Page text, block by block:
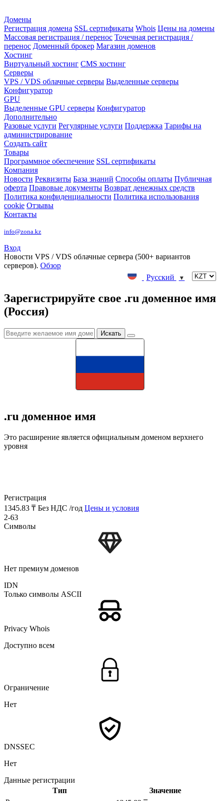
Домены
Регистрация домена SSL сертификаты Whois Цены на домены
Массовая регистрация / перенос Точечная регистрация /
перенос Доменный брокер Магазин доменов
Хостинг
Виртуальный хостинг CMS хостинг
Серверы
VPS / VDS облачные серверы Выделенные серверы
Конфигуратор
GPU
Выделенные GPU серверы Конфигуратор
Дополнительно
Разовые услуги Регулярные услуги Поддержка Тарифы на
администрирование
Создать сайт
Товары
Программное обеспечение SSL сертификаты
Компания
Новости Реквизиты База знаний Способы оплаты Публичная
оферта Правовые документы Возврат денежных средств
Политика конфиденциальности Политика использования
cookie Отзывы
Контакты
info@zona.kz
Вход
Новости VPS / VDS облачные сервера (500+ вариантов
серверов). Обзор
Русский
▼
Зарегистрируйте свое .ru доменное имя
(Россия)
.ru доменное имя
Это расширение является официальным доменом верхнего
уровня
Регистрация
1345.83 ₸ Без НДС /год Цены и условия
2-63
Символы
Нет премиум доменов
IDN
Только символы ASCII
Privacy Whois
Доступно всем
Ограничение
Нет
DNSSEC
Нет
Данные регистрации
Тип
Значение